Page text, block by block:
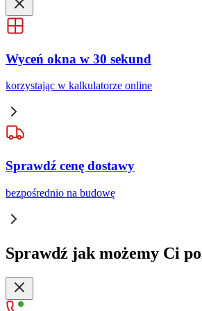
Wyceń okna w 30 sekund
korzystając w kalkulatorze online
Sprawdź cenę dostawy
bezpośrednio na budowę
Sprawdź jak możemy Ci